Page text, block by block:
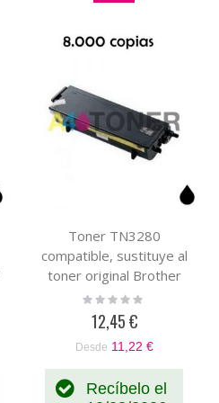
Toner TN3280
compatible, sustituye al
toner original Brother
TN-3280
Rating:
12,45 €
Desde 11,22 €
Recíbelo el